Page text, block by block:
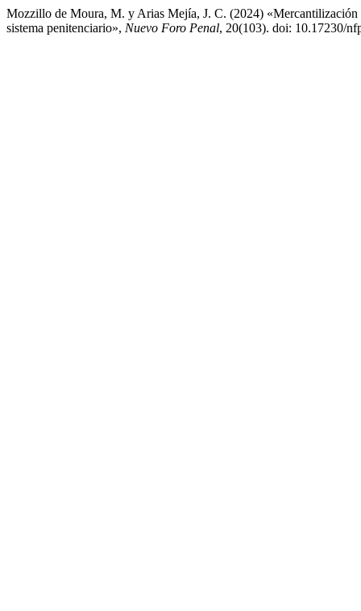
Mozzillo de Moura, M. y Arias Mejía, J. C. (2024) «Mercantilización
sistema penitenciario», Nuevo Foro Penal, 20(103). doi: 10.17230/